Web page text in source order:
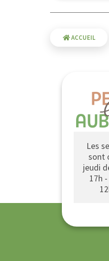
ACCUEIL
Les
sont
jeudi
17h